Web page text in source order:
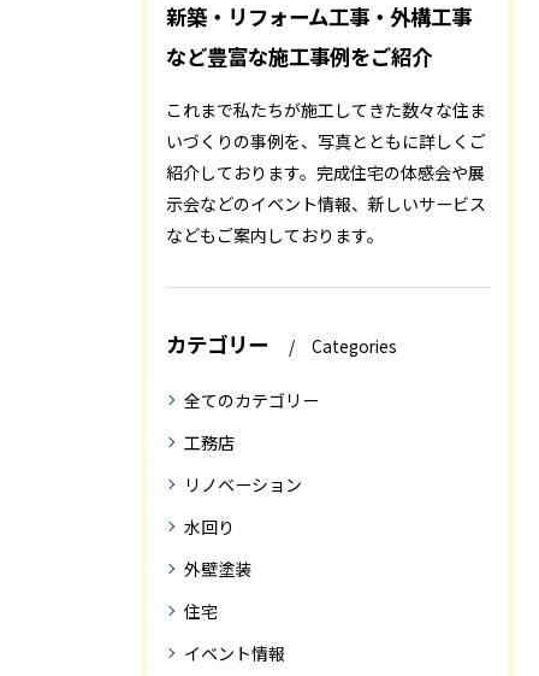
新築・リフォーム工事・外構工事
など豊富な施工事例をご紹介
これまで私たちが施工してきた数々な住ま
いづくりの事例を、写真とともに詳しくご
紹介しております。完成住宅の体感会や展
示会などのイベント情報、新しいサービス
などもご案内しております。
カテゴリー Categories
全てのカテゴリー
工務店
リノベーション
水回り
外壁塗装
住宅
イベント情報